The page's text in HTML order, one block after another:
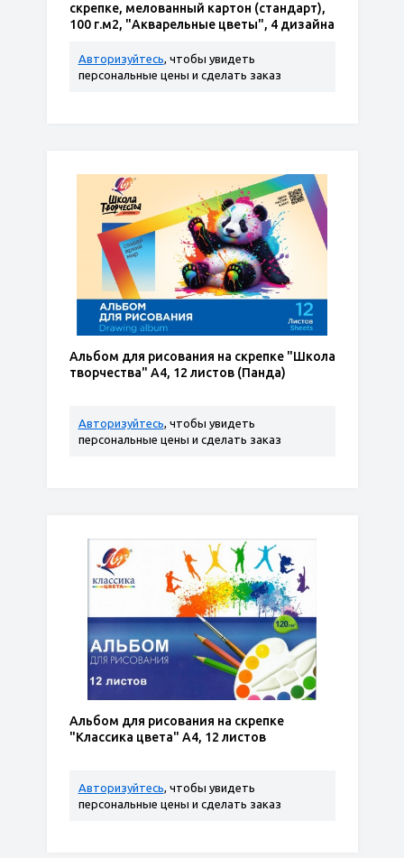
скрепке, мелованный картон (стандарт),
100 г.м2, "Акварельные цветы", 4 дизайна
Авторизуйтесь, чтобы увидеть
персональные цены и сделать заказ
Альбом для рисования на скрепке "Школа
творчества" А4, 12 листов (Панда)
Авторизуйтесь, чтобы увидеть
персональные цены и сделать заказ
Альбом для рисования на скрепке
"Классика цвета" А4, 12 листов
Авторизуйтесь, чтобы увидеть
персональные цены и сделать заказ